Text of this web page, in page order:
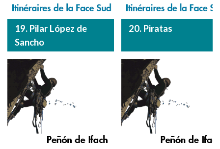
19. Pilar López de
Sancho
20. Piratas